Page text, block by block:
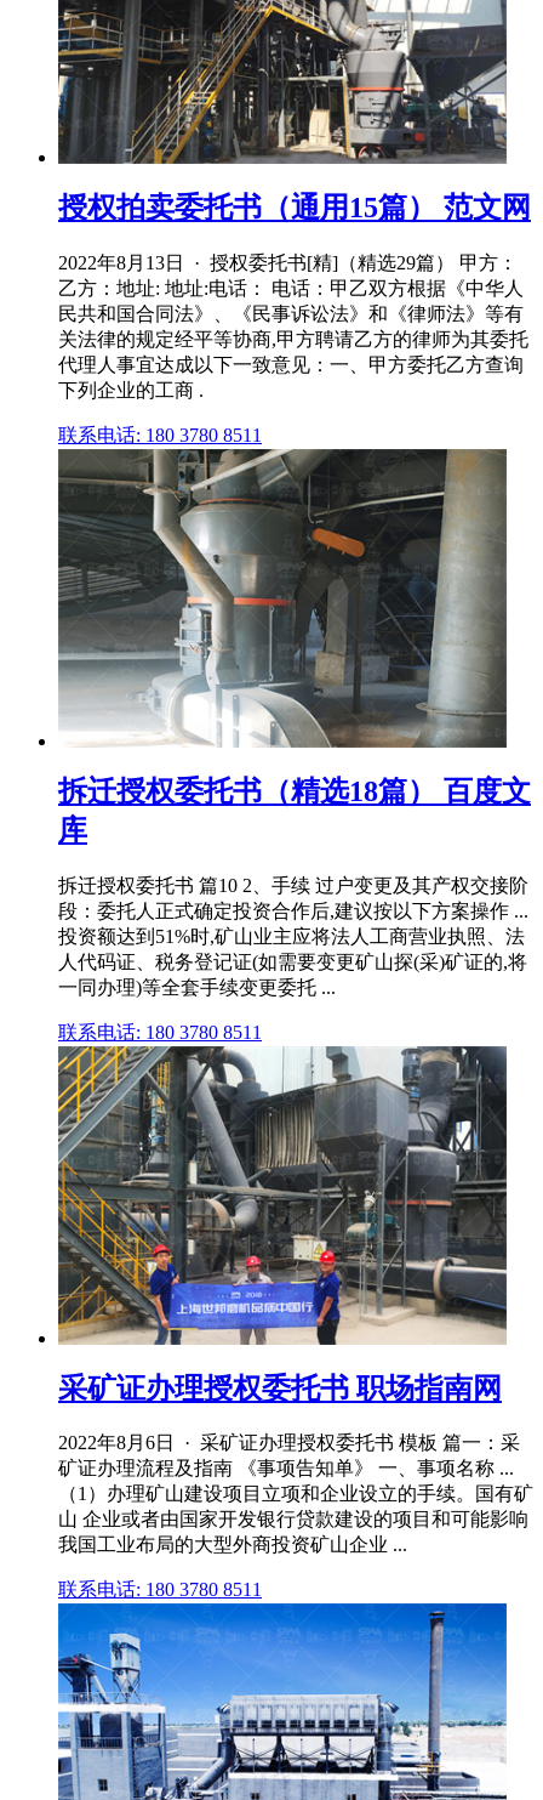
授权拍卖委托书（通用15篇） 范文网
2022年8月13日 · 授权委托书[精]（精选29篇） 甲方：
乙方：地址: 地址:电话： 电话：甲乙双方根据《中华人
民共和国合同法》、《民事诉讼法》和《律师法》等有
关法律的规定经平等协商,甲方聘请乙方的律师为其委托
代理人事宜达成以下一致意见：一、甲方委托乙方查询
下列企业的工商 .
联系电话: 180 3780 8511
拆迁授权委托书（精选18篇） 百度文
库
拆迁授权委托书 篇10 2、手续 过户变更及其产权交接阶
段：委托人正式确定投资合作后,建议按以下方案操作 ...
投资额达到51%时,矿山业主应将法人工商营业执照、法
人代码证、税务登记证(如需要变更矿山探(采)矿证的,将
一同办理)等全套手续变更委托 ...
联系电话: 180 3780 8511
采矿证办理授权委托书 职场指南网
2022年8月6日 · 采矿证办理授权委托书 模板 篇一：采
矿证办理流程及指南 《事项告知单》 一、事项名称 ...
（1）办理矿山建设项目立项和企业设立的手续。国有矿
山 企业或者由国家开发银行贷款建设的项目和可能影响
我国工业布局的大型外商投资矿山企业 ...
联系电话: 180 3780 8511